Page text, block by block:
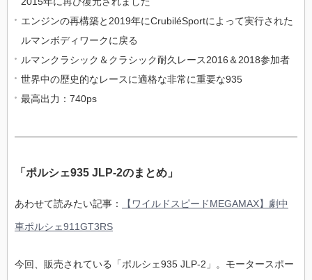
エンジンの再構築と2019年にCrubiléSportによって実行された
ルマンボディワークに戻る
ルマンクラシック＆クラシック耐久レース2016＆2018参加者
世界中の歴史的なレースに適格な非常に重要な935
最高出力：740ps
「ポルシェ935 JLP-2のまとめ」
あわせて読みたい記事： 【ワイルドスピードMEGAMAX】劇中
車ポルシェ911GT3RS
今回、販売されている「ポルシェ935 JLP-2」。モータースポー